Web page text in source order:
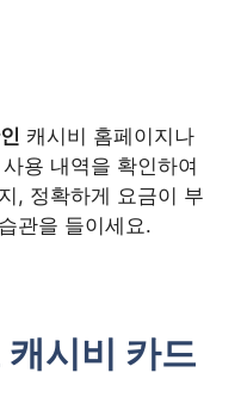
캐시비 홈페이지나
용 내역을 확인하여
, 정확하게 요금이 부
관을 들이세요.
시비 카드